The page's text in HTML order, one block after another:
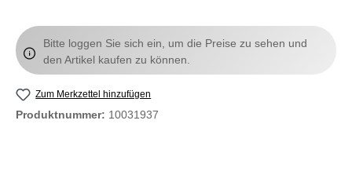
Bitte loggen Sie sich ein, um die Preise zu sehen und
den Artikel kaufen zu können.
Zum Merkzettel hinzufügen
Produktnummer: 10031937